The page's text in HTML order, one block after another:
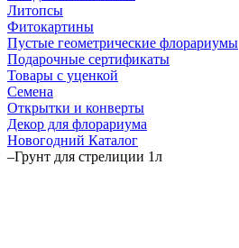
Литопсы
Фитокартины
Пустые геометрические флорариумы
Подарочные сертификаты
Товары с уценкой
Семена
Открытки и конверты
Декор для флорариума
Новогодний Каталог
–Грунт для стрелиции 1л